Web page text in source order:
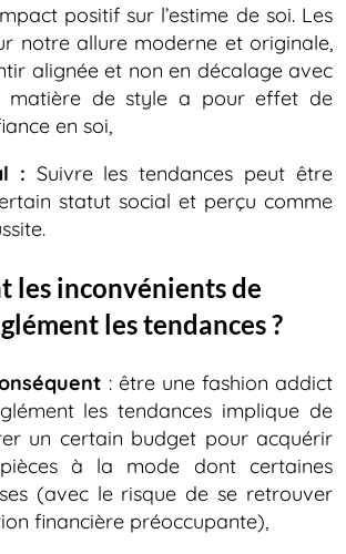
positif sur l’estime de soi. Les
notre allure moderne et originale,
alignée et non en décalage avec
matière de style a pour effet de
en soi,
: Suivre les tendances peut être
statut social et perçu comme
les inconvénients de
les tendances ?
: être une fashion addict
les tendances implique de
un certain budget pour acquérir
à la mode dont certaines
(avec le risque de se retrouver
financière préoccupante),